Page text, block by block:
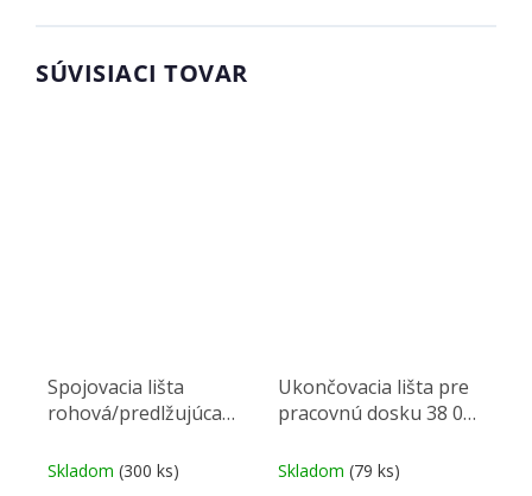
SÚVISIACI TOVAR
Spojovacia lišta
rohová/predlžujúca
0 radius nerez L/P
Skladom (300 ks)
Ukončovacia lišta pre
pracovnú dosku 38 0
ľavá
Skladom (79 ks)